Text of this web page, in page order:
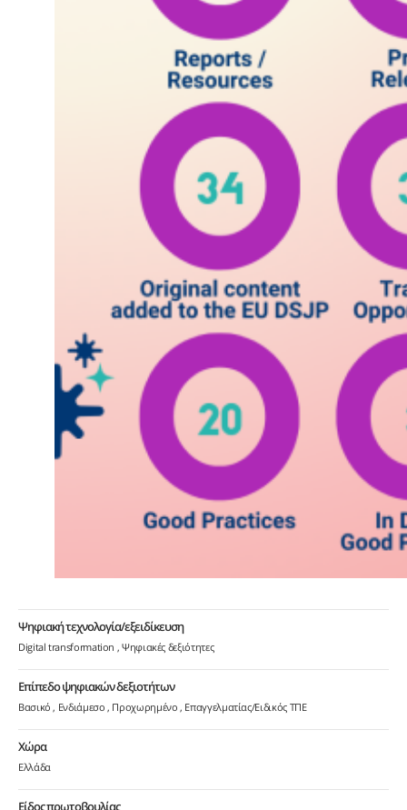
Ψηφιακή τεχνολογία/εξειδίκευση
Digital transformation Ψηφιακές δεξιότητες
Επίπεδο ψηφιακών δεξιοτήτων
Βασικό Ενδιάμεσο Προχωρημένο Επαγγελματίας/Ειδικός ΤΠΕ
Χώρα
Ελλάδα
Είδος πρωτοβουλίας